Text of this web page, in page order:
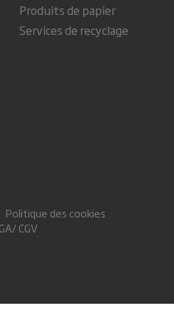
Produits de papier
Services de recyclage
Politique des cookies
CGV